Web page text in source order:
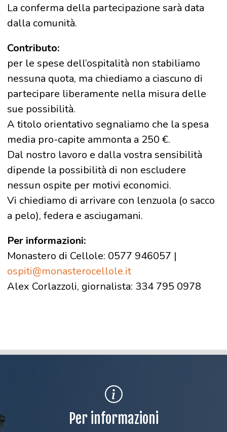
La conferma della partecipazione sarà data
dalla comunità.
Contributo:
per le spese dell’ospitalità non stabiliamo
nessuna quota, ma chiediamo a ciascuno di
partecipare liberamente nella misura delle
sue possibilità.
A titolo orientativo segnaliamo che la spesa
media pro-capite ammonta a 250 €.
Dal nostro lavoro e dalla vostra sensibilità
dipende la possibilità di non escludere
nessun ospite per motivi economici.
Vi chiediamo di arrivare con lenzuola (o sacco
a pelo), federa e asciugamani.
Per informazioni:
Monastero di Cellole: 0577 946057 |
ospiti@monasterocellole.it
Alex Corlazzoli, giornalista: 334 795 0978
Per informazioni